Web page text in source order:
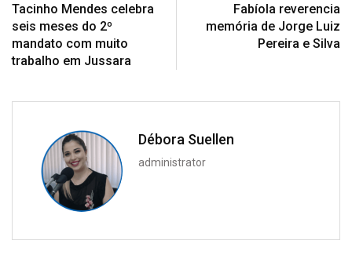
Tacinho Mendes celebra
seis meses do 2º
mandato com muito
trabalho em Jussara
Fabíola reverencia
memória de Jorge Luiz
Pereira e Silva
Débora Suellen
administrator